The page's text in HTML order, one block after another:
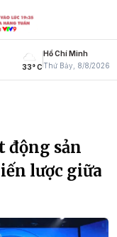
33° C
Hồ Chí Minh
Thứ Bảy, 8/8/2026
động sản
lược giữa